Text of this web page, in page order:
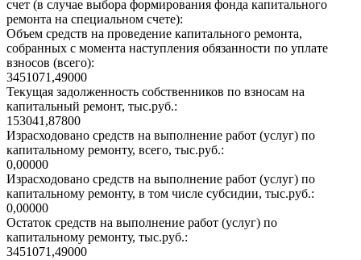
счет (в случае выбора формирования фонда капитального
ремонта на специальном счете):
Объем средств на проведение капитального ремонта,
собранных с момента наступления обязанности по уплате
взносов (всего):
3451071,49000
Текущая задолженность собственников по взносам на
капитальный ремонт, тыс.руб.:
153041,87800
Израсходовано средств на выполнение работ (услуг) по
капитальному ремонту, всего, тыс.руб.:
0,00000
Израсходовано средств на выполнение работ (услуг) по
капитальному ремонту, в том числе субсидии, тыс.руб.:
0,00000
Остаток средств на выполнение работ (услуг) по
капитальному ремонту, тыс.руб.:
3451071,49000